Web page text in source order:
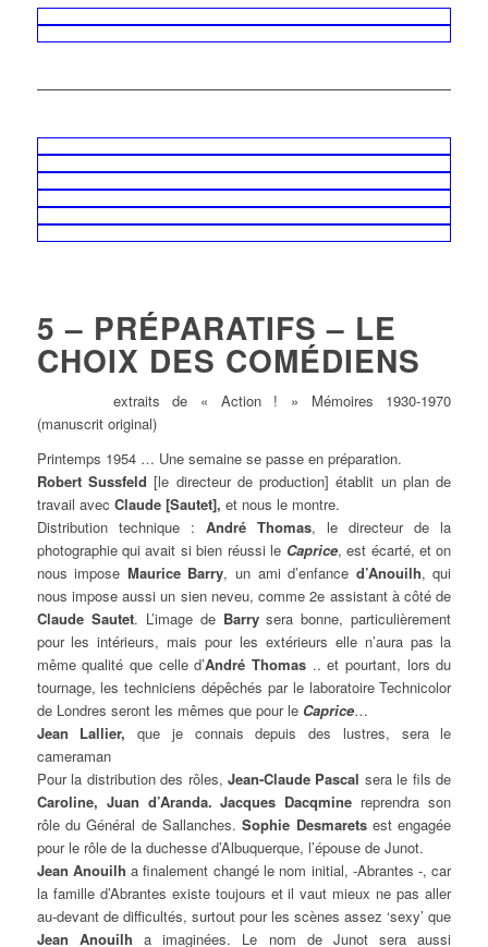
5 – PRÉPARATIFS – LE
CHOIX DES COMÉDIENS
extraits de « Action ! » Mémoires 1930-1970
(manuscrit original)
Printemps 1954 … Une semaine se passe en préparation.
Robert Sussfeld [le directeur de production] établit un plan de
travail avec Claude [Sautet], et nous le montre.
Distribution technique : André Thomas, le directeur de la
photographie qui avait si bien réussi le Caprice, est écarté, et on
nous impose Maurice Barry, un ami d’enfance d’Anouilh, qui
nous impose aussi un sien neveu, comme 2e assistant à côté de
Claude Sautet. L’image de Barrysera bonne, particulièrement
pour les intérieurs, mais pour les extérieurs elle n’aura pas la
même qualité que celle d’André Thomas .. et pourtant, lors du
tournage, les techniciens dépêchés par le laboratoire Technicolor
de Londres seront les mêmes que pour leCaprice…
Jean Lallier, que je connais depuis des lustres, sera le
cameraman
Pour la distribution des rôles, Jean-Claude Pascal sera le fils de
Caroline, Juan d’Aranda. Jacques Dacqmine reprendra son
rôle du Général de Sallanches.Sophie Desmaretsest engagée
pour le rôle de la duchesse d’Albuquerque, l’épouse de Junot.
Jean Anouilh a finalement changé le nom initial, -Abrantes -, car
la famille d’Abrantes existe toujours et il vaut mieux ne pas aller
au-devant de difficultés, surtout pour les scènes assez ‘sexy’ que
Jean Anouilh a imaginées. Le nom de Junot sera aussi